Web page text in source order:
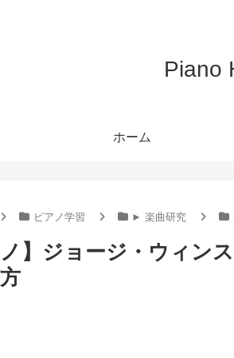
Piano
ホーム
ピアノ学習 ► 楽曲研究
ノ】ジョージ・ウィン